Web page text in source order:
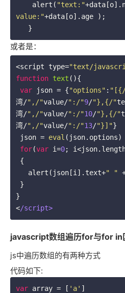
    alert(
"text:"
value:"+data[o].age );
   }
或者是：
<script type="text/
function text ( ){
var json = {"options" :
湾/",/"value/":/"9/"},{/"
湾/",/"value/":/"10/"},{/"
湾/",/"value/":/"13/"}]"}
json = eval (json.options)
for(var i=0;
   alert(json[i].text+
" "
}
</script>
javascript数组遍历for与for in
js中遍历数组的有两种方式
代码如下:
var array = [ 'a'